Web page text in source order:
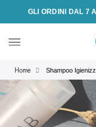
GLI ORDINI DAL 7
Home Shampoo